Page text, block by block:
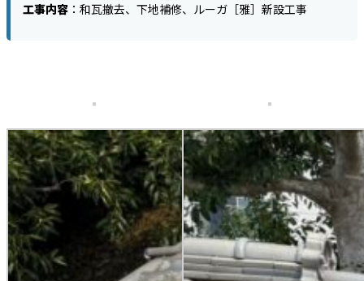
工事内容 ：和瓦撤去、下地補修、ルーガ［雅］新設工事